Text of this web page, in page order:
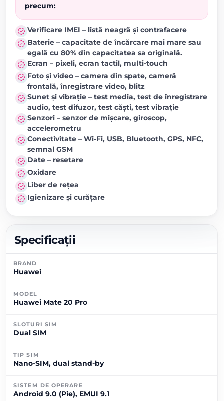
precum:
Verificare IMEI – listă neagră și contrafacere
Baterie – capacitate de încărcare mai mare sau
egală cu 80% din capacitatea sa originală.
Ecran – pixeli, ecran tactil, multi-touch
Foto și video – camera din spate, cameră
frontală, înregistrare video, blitz
Sunet și vibrație – test media, test de înregistrare
audio, test difuzor, test căști, test vibrație
Senzori – senzor de mișcare, giroscop,
accelerometru
Conectivitate – Wi-Fi, USB, Bluetooth, GPS, NFC,
semnal GSM
Date – resetare
Oxidare
Liber de rețea
Igienizare și curățare
Specificații
BRAND
Huawei
MODEL
Huawei Mate 20 Pro
SLOTURI SIM
Dual SIM
TIP SIM
Nano-SIM, dual stand-by
SISTEM DE OPERARE
Android 9.0 (Pie), EMUI 9.1